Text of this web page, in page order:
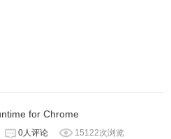
for Chrome
0人评论
15122次浏览